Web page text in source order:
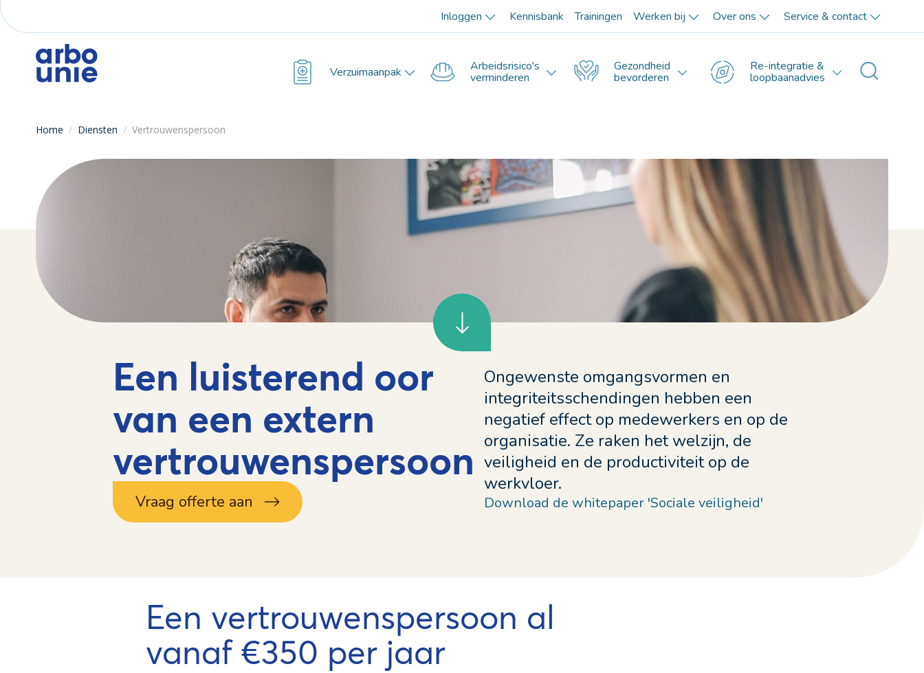
Inloggen Kennisbank Trainingen Werken bij Over ons Service & contact
Verzuimaanpak Arbeidsrisico's
verminderen
Gezondheid
bevorderen
Re-integratie &
loopbaanadvies
Home / Diensten / Vertrouwenspersoon
Een luisterend oor
van een extern
vertrouwenspersoon
Vraag offerte aan
Ongewenste omgangsvormen en
integriteitsschendingen hebben een
negatief effect op medewerkers en op de
organisatie. Ze raken het welzijn, de
veiligheid en de productiviteit op de
werkvloer.
Download de whitepaper 'Sociale veiligheid'
Een vertrouwenspersoon al
vanaf €350 per jaar